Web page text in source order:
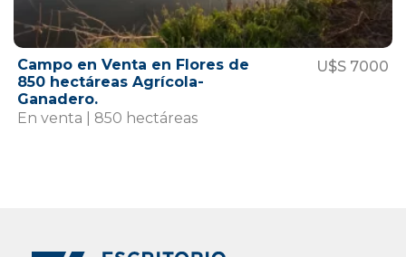
Campo en Venta en Flores de
850 hectáreas Agrícola-
Ganadero.
U$S 7000
En venta | 850 hectáreas